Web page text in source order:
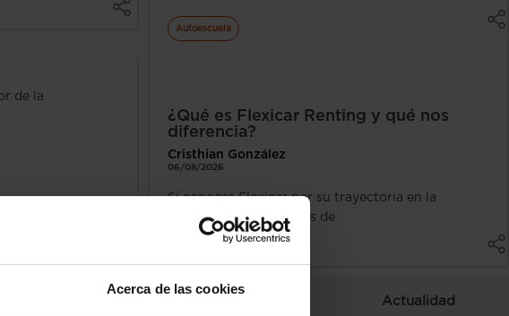
Acerca de las cookies
de la
ECO para
Autoescuela
¿Qué es Flexicar Renting y qué nos
diferencia?
Cristhian González
06/08/2026
Si conoces Flexicar por su trayectoria en la
compraventa de coches de
Actualidad